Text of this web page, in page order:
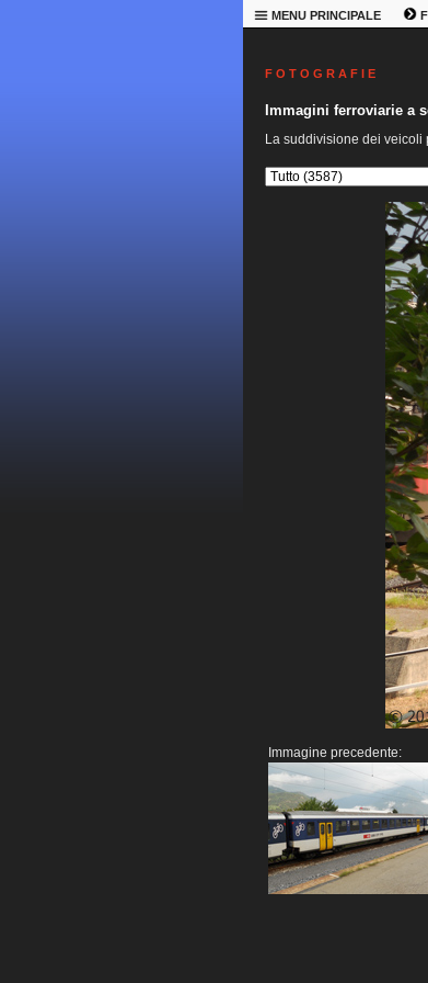
MENU PRINCIPALE
F O T O G R A F I E
Immagini ferroviarie a
La suddivisione dei
Immagine precedente: